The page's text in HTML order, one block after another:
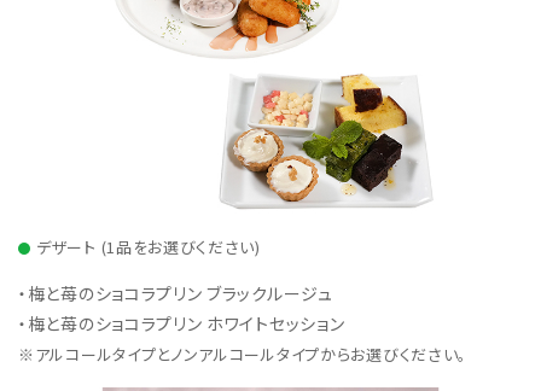
デザート (1品をお選びください)
・梅と苺のショコラプリン ブラックルージュ
・梅と苺のショコラプリン ホワイトセッション
※アルコールタイプとノンアルコールタイプからお選びください。